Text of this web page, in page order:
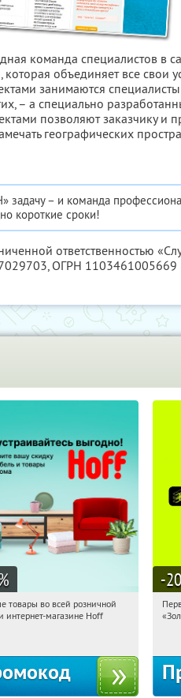
команда специалистов в
объединяет все свои
занимаются
– а специально
позволяют заказчику и
географических
задачу – и команда
короткие сроки!
ответственностью
, ОГРН 1103461005669
Получили:
товары во всей розничной
интернет-магазине Hoff
-20